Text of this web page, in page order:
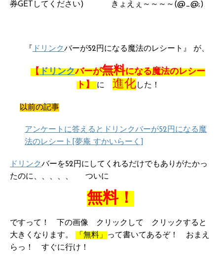
券GETしてください) きょえぇ～～～～(@_@;)
『 ドリンクバーが52円になる魔法のレシート』 が、
【 ドリンクバーが無料になる魔法のレシー
ト】
に 進化した！
以前の記事
アンケートに答えるとドリンクバーが52円になる魔
法のレシート[夢庵 すかいらーく]
ドリンクバーを52円にしてくれるだけでもありがたかっ
たのに、、、、、 ついに
無料！
ですって！ 下の画像 クリックして クリックすると
大きくなります。
「無料」
って書いてあるぞ！ おまえ
らっ！ すぐに行け！